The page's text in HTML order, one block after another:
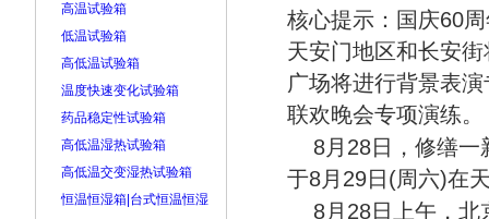
高温试验箱
低温试验箱
高低温试验箱
温度快速变化试验箱
药品稳定性试验箱
高低温湿热试验箱
高低温交变湿热试验箱
恒温恒湿箱|台式恒温恒湿
核心提示：国庆60
天安门地区和长安
广场将进行背景表
联欢晚会专项演练。
8月28日，修缮一
于8月29日(周六)在
8月28日上午，北